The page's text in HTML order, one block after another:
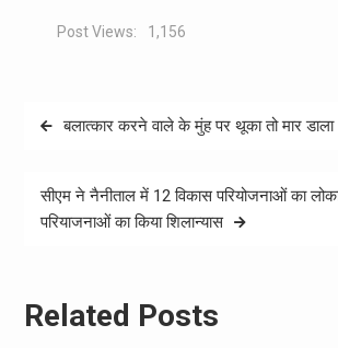
Post Views: 1,156
Postबलात्कार करने वाले के मुंह पर थूका तो मार डाला
सीएम ने नैनीताल में 12 विकास परियोजनाओं का
परियाजनाओं का किया शिलान्यास
Related Posts